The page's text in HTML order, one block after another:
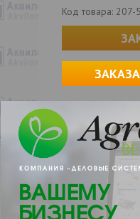
Код товара: 207-